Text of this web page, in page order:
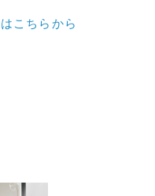
こちらから